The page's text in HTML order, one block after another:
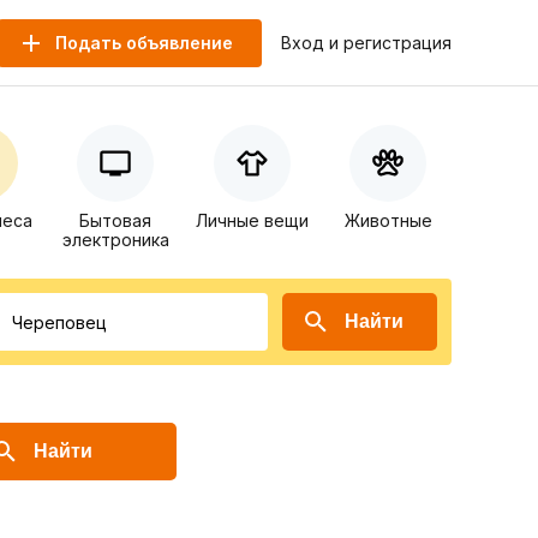
Подать объявление Вход и регистрация
Бытовая
электроника
Личные вещи Животные
Найти
Найти